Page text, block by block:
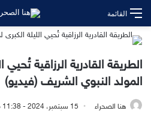
القائمة
الطريقة القادرية الرزاقية تُحيي
المولد النبوي الشريف (فيديو)
هنا الصحراء 15 سبتمبر، 2024 - 11:38 مساءً